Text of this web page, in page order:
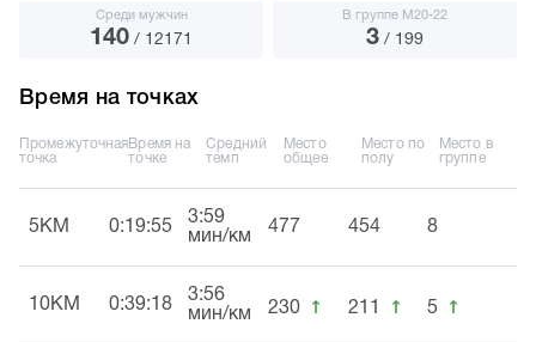
Среди мужчин
140 / 12171
В группе М20-22
3 / 199
Время на точках
Промежуточная
точка
Время на
точке
Средний
темп
Место
общее
Место по
полу
Место в
группе
5KM 0:19:55
3:59
мин/км
477 454 8
10KM 0:39:18
3:56
мин/км
230 ↑ 211 ↑ 5 ↑